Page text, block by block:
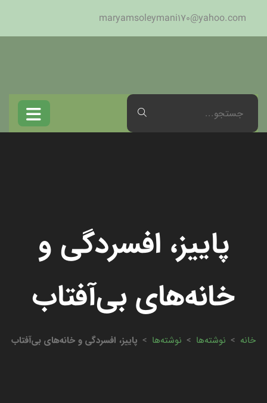
maryamsoleymani170@yahoo.com
پاییز، افسردگی و
خانه‌های بی‌آفتاب
خانه > نوشته‌ها > نوشته‌ها > پاییز، افسردگی و خانه‌های بی‌آفتاب